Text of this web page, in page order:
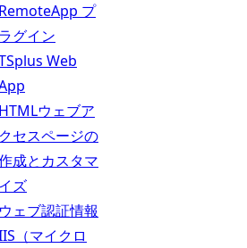
プ
グイン
Web
ウェブア
セスページの
成とカスタマ
ズ
ェブ認証情報
（マイクロ